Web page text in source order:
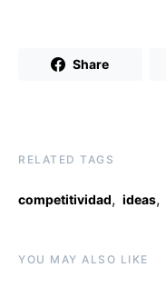
Share
RELATED TAGS
competitividad, ideas,
YOU MAY ALSO LIKE